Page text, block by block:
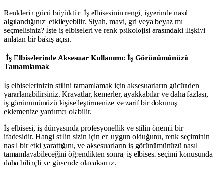
Renklerin gücü büyüktür. İş elbisesinin rengi, işyerinde nasıl
algılandığınızı etkileyebilir. Siyah, mavi, gri veya beyaz mı
seçmelisiniz? İşte iş elbiseleri ve renk psikolojisi arasındaki ilişkiyi
anlatan bir bakış açısı.
İş Elbiselerinde Aksesuar Kullanımı: İş Görünümünüzü
Tamamlamak
İş elbiselerinizin stilini tamamlamak için aksesuarların gücünden
yararlanabilirsiniz. Kravatlar, kemerler, ayakkabılar ve daha fazlası,
iş görünümünüzü kişiselleştirmenize ve zarif bir dokunuş
eklemenize yardımcı olabilir.
İş elbisesi, iş dünyasında profesyonellik ve stilin önemli bir
ifadesidir. Hangi stilin sizin için en uygun olduğunu, renk seçiminin
nasıl bir etki yarattığını, ve aksesuarların iş görünümünüzü nasıl
tamamlayabileceğini öğrendikten sonra, iş elbisesi seçimi konusunda
daha bilinçli ve güvende olacaksınız.